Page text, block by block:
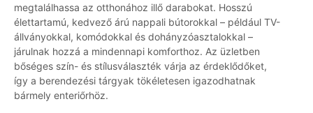
megtalálhassa az otthonához illő darabokat. Hosszú
élettartamú, kedvező árú nappali bútorokkal – például TV-
állványokkal, komódokkal és dohányzóasztalokkal –
járulnak hozzá a mindennapi komforthoz. Az üzletben
bőséges szín- és stílusválaszték várja az érdeklődőket,
így a berendezési tárgyak tökéletesen igazodhatnak
bármely enteriőrhöz.